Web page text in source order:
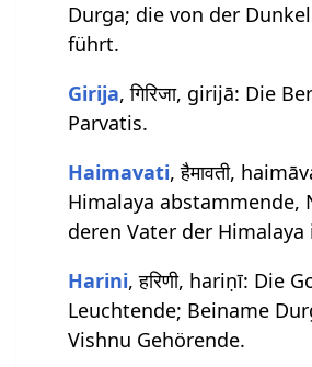
Durga; die von der
führt.
Girija, गिरिजा, girijā: Die
Parvatis.
Haimavati, हैमावती,
Himalaya abstammende,
deren Vater der Himalaya
Harini, हरिणी, hariṇī: Die
Leuchtende; Beiname
Vishnu Gehörende.